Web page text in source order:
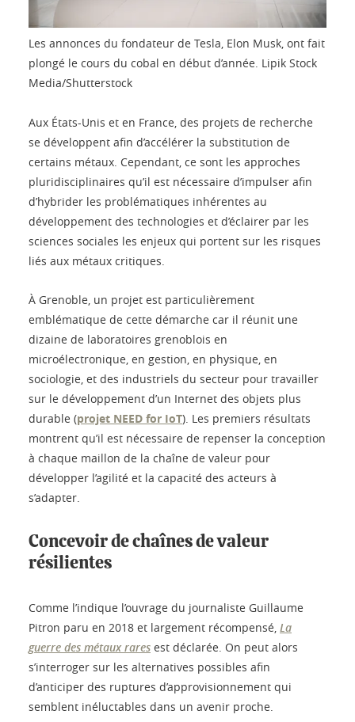
Les annonces du fondateur de Tesla, Elon Musk, ont fait
plongé le cours du cobal en début d’année. Lipik Stock
Media/Shutterstock
Aux États-Unis et en France, des projets de recherche
se développent afin d’accélérer la substitution de
certains métaux. Cependant, ce sont les approches
pluridisciplinaires qu’il est nécessaire d’impulser afin
d’hybrider les problématiques inhérentes au
développement des technologies et d’éclairer par les
sciences sociales les enjeux qui portent sur les risques
liés aux métaux critiques.
À Grenoble, un projet est particulièrement
emblématique de cette démarche car il réunit une
dizaine de laboratoires grenoblois en
microélectronique, en gestion, en physique, en
sociologie, et des industriels du secteur pour travailler
sur le développement d’un Internet des objets plus
durable (projet NEED for IoT). Les premiers résultats
montrent qu’il est nécessaire de repenser la conception
à chaque maillon de la chaîne de valeur pour
développer l’agilité et la capacité des acteurs à
s’adapter.
Concevoir de chaînes de valeur
résilientes
Comme l’indique l’ouvrage du journaliste Guillaume
Pitron paru en 2018 et largement récompensé, La
guerre des métaux rares est déclarée. On peut alors
s’interroger sur les alternatives possibles afin
d’anticiper des ruptures d’approvisionnement qui
semblent inéluctables dans un avenir proche.